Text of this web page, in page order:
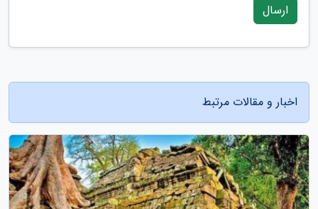
ارسال
اخبار و مقالات مرتبط